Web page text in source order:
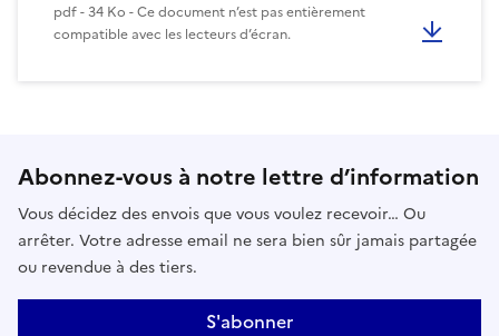
pdf - 34 Ko - Ce document n’est pas entièrement
compatible avec les lecteurs d’écran.
Abonnez-vous à notre lettre d’information
Vous décidez des envois que vous voulez recevoir… Ou
arrêter. Votre adresse email ne sera bien sûr jamais partagée
ou revendue à des tiers.
S'abonner